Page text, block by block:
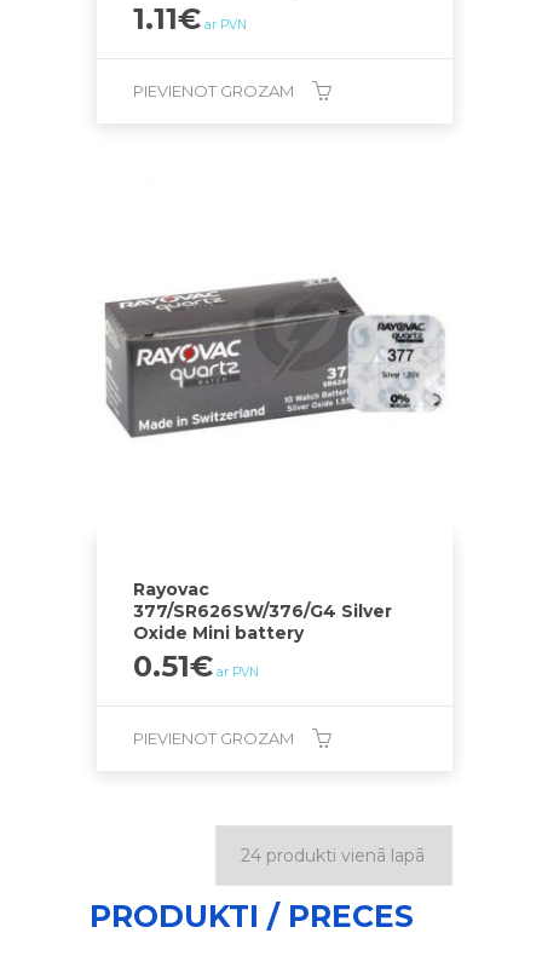
1.11€ ar PVN
PIEVIENOT GROZAM
Rayovac
377/SR626SW/376/G4 Silver
Oxide Mini battery
0.51€ ar PVN
PIEVIENOT GROZAM
PRODUKTI / PRECES